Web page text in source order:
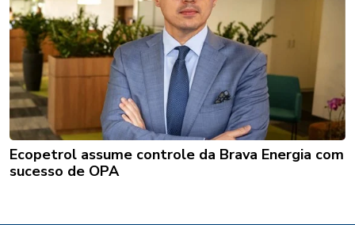
Ecopetrol assume controle da Brava Energia com
sucesso de OPA